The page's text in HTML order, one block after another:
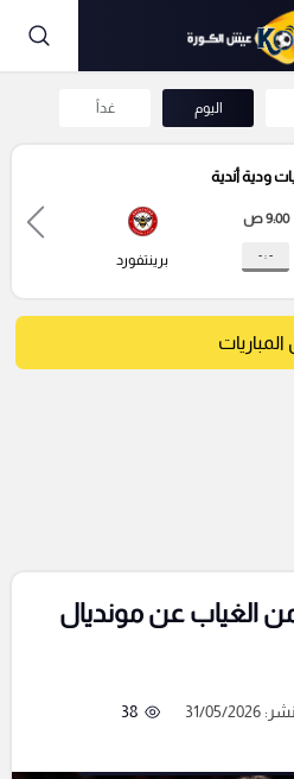
اليوم غداً
ودية أندية
9:00 ص
- : - برينتفورد
الغياب عن مونديال
05/2026
38